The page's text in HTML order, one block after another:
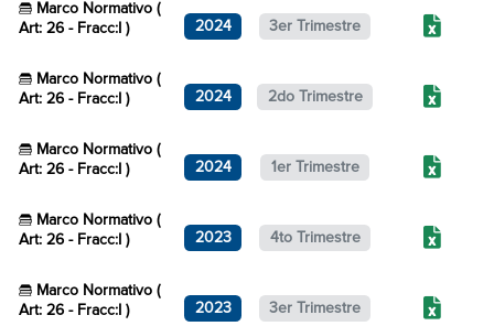
Marco Normativo (
Art: 26 - Fracc:I )
2024 3er Trimestre
Marco Normativo (
Art: 26 - Fracc:I )
2024 2do Trimestre
Marco Normativo (
Art: 26 - Fracc:I )
2024 1er Trimestre
Marco Normativo (
Art: 26 - Fracc:I )
2023 4to Trimestre
Marco Normativo (
Art: 26 - Fracc:I )
2023 3er Trimestre